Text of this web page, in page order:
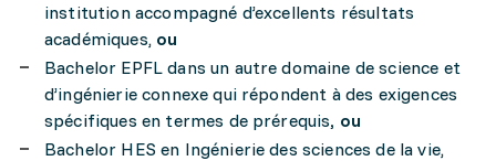
institution accompagné d’excellents résultats
académiques, ou
Bachelor EPFL dans un autre domaine de science et
d’ingénierie connexe qui répondent à des exigences
spécifiques en termes de prérequis, ou
Bachelor HES en Ingénierie des sciences de la vie,